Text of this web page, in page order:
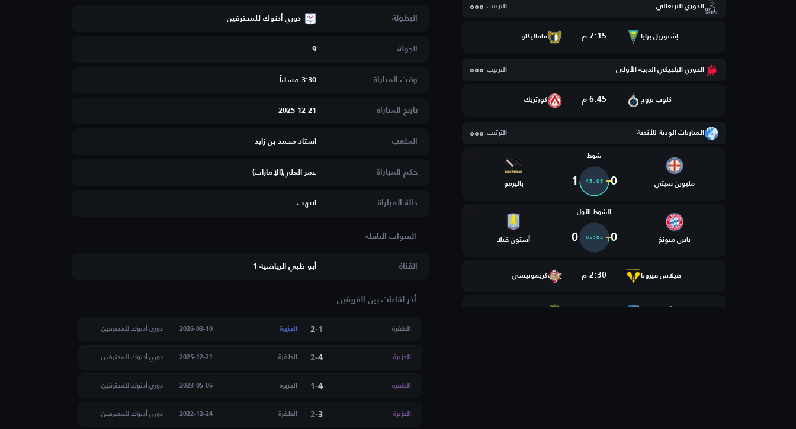
الدوري البرتغالي الترتيب
إشتوريل برايا 7:15 م فاماليكاو
الدوري البلجيكي الدرجة الأولى الترتيب
كلوب بروج 6:45 م كورتريك
المباريات الودية للأندية الترتيب
ملبورن سيتي
شوط
0
45:05
1 باليرمو
بايرن ميونخ
الشوط الأول
0
05:05
0 أستون فيلا
هيلاس فيرونا 2:30 م كريمونيسي
البطولة دوري أدنوك للمحترفين
الجولة 9
وقت المباراة 3:30 مساءاََ
تاريخ المباراة 2025-12-21
الملعب استاد محمد بن زايد
حكم المباراة عمر العلي(الإمارات)
حالة المباراة انتهت
القناة أبو ظبي الرياضية 1
أخر لقاءات بين الفريقين
الظفرة 1
-
2 الجزيرة 2026-03-10 دوري أدنوك للمحترفين
الجزيرة 4
-
2 الظفرة 2025-12-21 دوري أدنوك للمحترفين
الظفرة 4
-
1 الجزيرة 2023-05-06 دوري أدنوك للمحترفين
الجزيرة 3
-
2 الظفرة 2022-12-24 دوري أدنوك للمحترفين